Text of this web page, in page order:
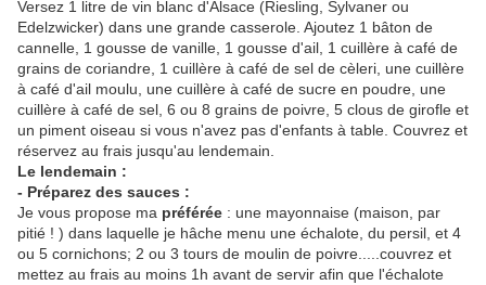
Versez 1 litre de vin blanc d'Alsace (Riesling, Sylvaner ou
Edelzwicker) dans une grande casserole. Ajoutez 1 bâton de
cannelle, 1 gousse de vanille, 1 gousse d'ail, 1 cuillère à café de
grains de coriandre, 1 cuillère à café de sel de cèleri, une cuillère
à café d'ail moulu, une cuillère à café de sucre en poudre, une
cuillère à café de sel, 6 ou 8 grains de poivre, 5 clous de girofle et
un piment oiseau si vous n'avez pas d'enfants à table. Couvrez et
réservez au frais jusqu'au lendemain.
Le lendemain :
- Préparez des sauces :
Je vous propose ma préférée : une mayonnaise (maison, par
pitié ! ) dans laquelle je hâche menu une échalote, du persil, et 4
ou 5 cornichons; 2 ou 3 tours de moulin de poivre.....couvrez et
mettez au frais au moins 1h avant de servir afin que l'échalote